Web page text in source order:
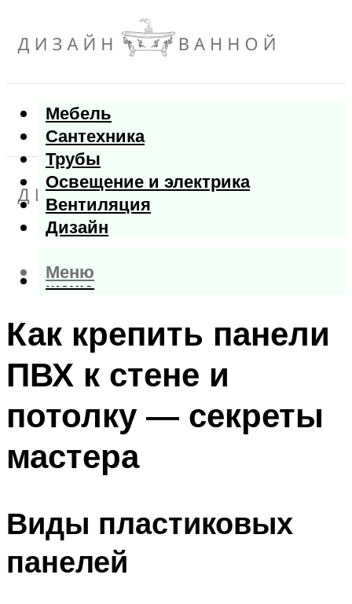
Мебель
Сантехника
Трубы
Освещение и электрика
Вентиляция
Дизайн
Меню
Меню
Как крепить панели
ПВХ к стене и
потолку — секреты
мастера
Виды пластиковых
панелей